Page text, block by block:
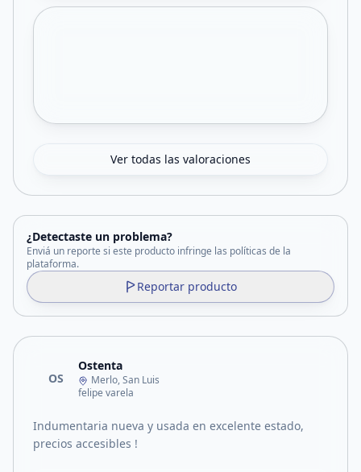
Ver todas las valoraciones
¿Detectaste un problema?
Enviá un reporte si este producto infringe las políticas de la
plataforma.
Reportar producto
OS
Ostenta
Merlo, San Luis
felipe varela
Indumentaria nueva y usada en excelente estado,
precios accesibles !